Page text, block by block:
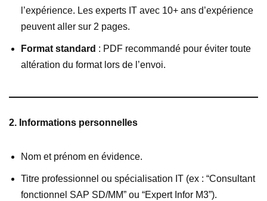
l’expérience. Les experts IT avec 10+ ans d’expérience
peuvent aller sur 2 pages.
Format standard : PDF recommandé pour éviter toute
altération du format lors de l’envoi.
2. Informations personnelles
Nom et prénom en évidence.
Titre professionnel ou spécialisation IT (ex : “Consultant
fonctionnel SAP SD/MM” ou “Expert Infor M3”).